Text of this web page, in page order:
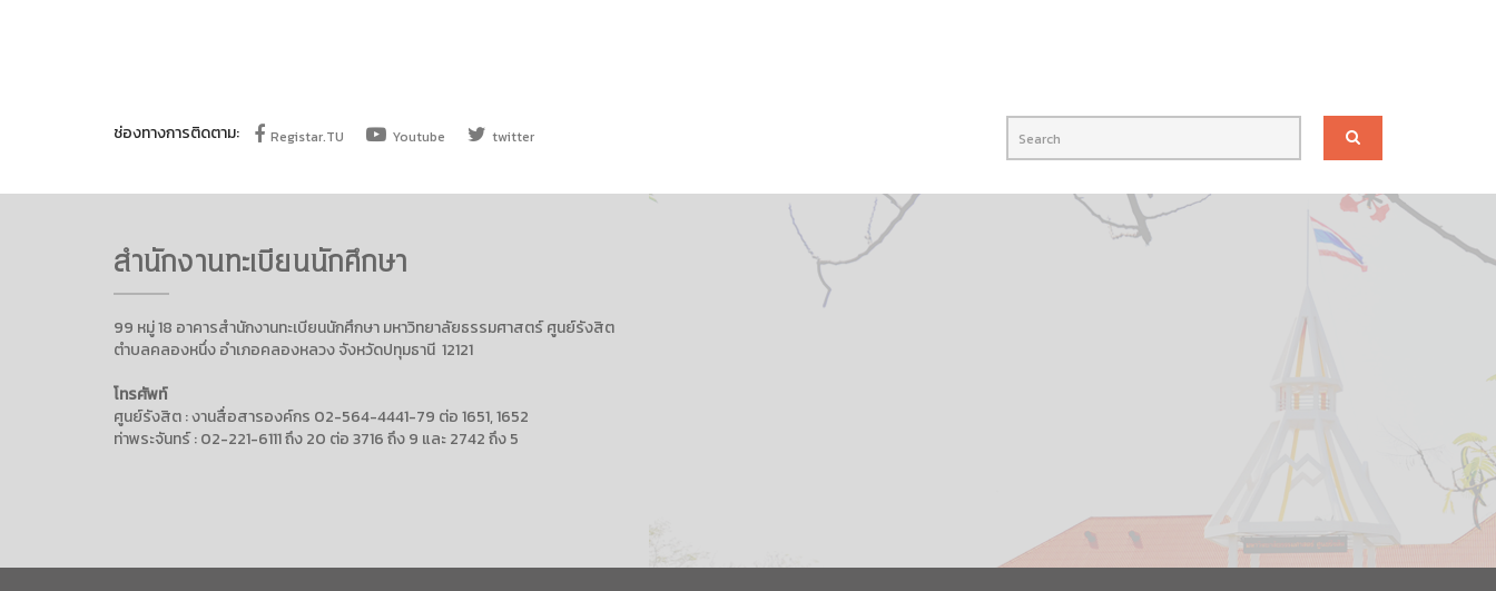
ช่องทางการติดตาม: Registar.TU Youtube twitter
สำนักงานทะเบียนนักศึกษา
99 หมู่ 18 อาคารสำนักงานทะเบียนนักศึกษา มหาวิทยาลัยธรรมศาสตร์ ศูนย์รังสิต
ตำบลคลองหนึ่ง อำเภอคลองหลวง จังหวัดปทุมธานี 12121
โทรศัพท์
ศูนย์รังสิต : งานสื่อสารองค์กร 02-564-4441-79 ต่อ 1651, 1652
ท่าพระจันทร์ : 02-221-6111 ถึง 20 ต่อ 3716 ถึง 9 และ 2742 ถึง 5